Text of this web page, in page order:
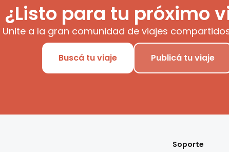
¿Listo para tu próximo
Unite a la gran comunidad de viajes
Buscá tu viaje Publicá tu viaje
Soporte